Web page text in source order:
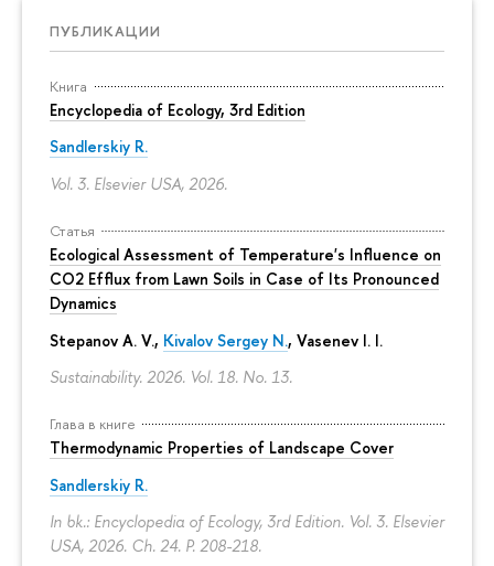
ПУБЛИКАЦИИ
Книга
Encyclopedia of Ecology, 3rd Edition
Sandlerskiy R.
Vol. 3. Elsevier USA, 2026.
Статья
Ecological Assessment of Temperature's Influence on
CO2 Efflux from Lawn Soils in Case of Its Pronounced
Dynamics
Stepanov A. V., Kivalov Sergey N., Vasenev I. I.
Sustainability. 2026. Vol. 18. No. 13.
Глава в книге
Thermodynamic Properties of Landscape Cover
Sandlerskiy R.
In bk.: Encyclopedia of Ecology, 3rd Edition. Vol. 3. Elsevier
USA, 2026. Ch. 24. P. 208-218.